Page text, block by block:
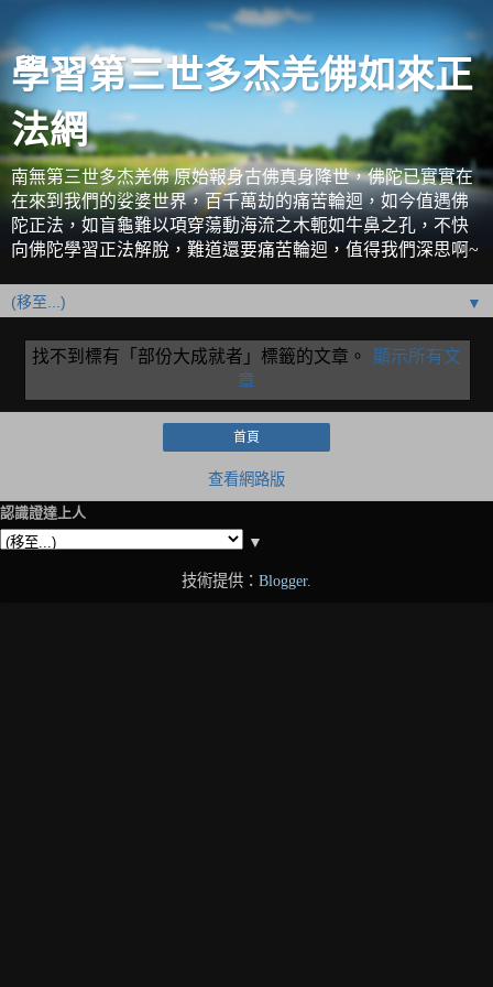
學習第三世多杰羌佛如來正
法網
南無第三世多杰羌佛 原始報身古佛真身降世，佛陀已實實在
在來到我們的娑婆世界，百千萬劫的痛苦輪迴，如今值遇佛
陀正法，如盲龜難以項穿蕩動海流之木軛如牛鼻之孔，不快
向佛陀學習正法解脫，難道還要痛苦輪迴，值得我們深思啊~
▼
找不到標有「部份大成就者」 標籤的文章。
顯示所有文
章
首頁
查看網路版
認識證達上人
▼
技術提供： Blogger.